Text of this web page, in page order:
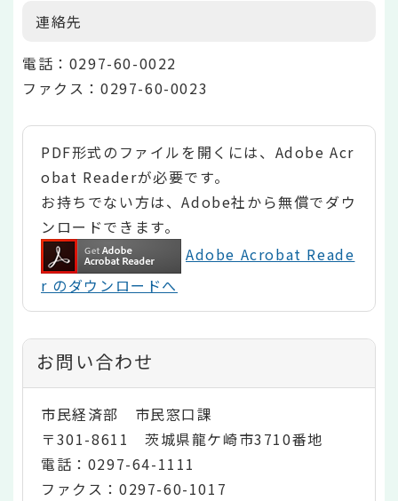
連絡先
電話：0297-60-0022
ファクス：0297-60-0023
PDF形式のファイルを開くには、Adobe Acr
obat Readerが必要です。
お持ちでない方は、Adobe社から無償でダウ
ンロードできます。
Adobe Acrobat Reade
r のダウンロードへ
お問い合わせ
市民経済部 市民窓口課
〒301-8611 茨城県龍ケ崎市3710番地
電話：0297-64-1111
ファクス：0297-60-1017